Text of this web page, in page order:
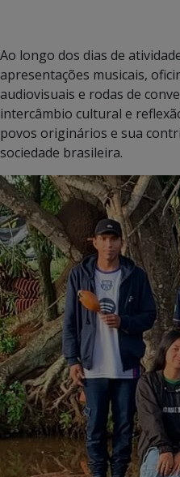
Ao longo dos dias de
apresentações musicais,
audiovisuais e rodas de
intercâmbio cultural e
povos originários e sua
sociedade brasileira.